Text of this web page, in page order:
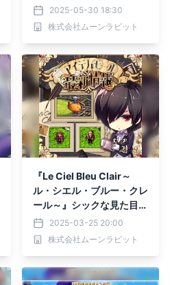
テム実装2025-05-30 18:30
株式会社ムーンラビット
『Le Ciel Bleu Clair～
ル・シエル・ブルー・クレ
ール～』シックな見た目が
カッコいい「異世界の連盟
軍服」が新登場！
2025-03-25 20:00
株式会社ムーンラビット